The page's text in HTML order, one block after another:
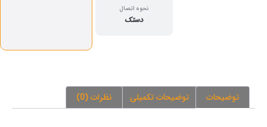
نحوه اتصال
دستک
توضیحات توضیحات تکمیلی نظرات (0)